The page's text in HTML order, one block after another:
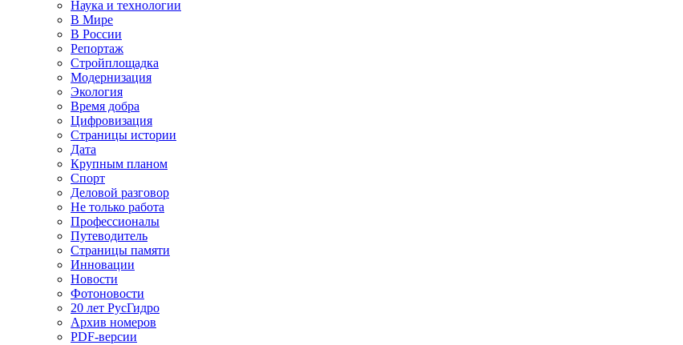
Наука и технологии
В Мире
В России
Репортаж
Стройплощадка
Модернизация
Экология
Время добра
Цифровизация
Страницы истории
Дата
Крупным планом
Спорт
Деловой разговор
Не только работа
Профессионалы
Путеводитель
Страницы памяти
Инновации
Новости
Фотоновости
20 лет РусГидро
Архив номеров
PDF-версии